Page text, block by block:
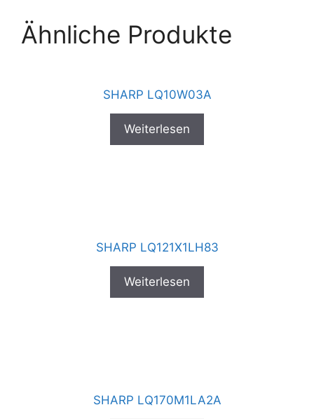
Ähnliche Produkte
SHARP LQ10W03A
Weiterlesen
SHARP LQ121X1LH83
Weiterlesen
SHARP LQ170M1LA2A